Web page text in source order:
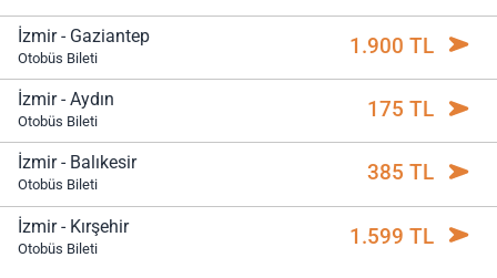
İzmir - Gaziantep
Otobüs Bileti 1.900 TL
İzmir - Aydın
Otobüs Bileti 175 TL
İzmir - Balıkesir
Otobüs Bileti 385 TL
İzmir - Kırşehir
Otobüs Bileti 1.599 TL